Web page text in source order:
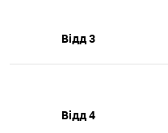
Відд 3
Відд 4